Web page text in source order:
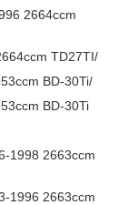
2664ccm
TD27TI/
BD-30Ti/
BD-30Ti
1998 2663ccm
1996 2663ccm